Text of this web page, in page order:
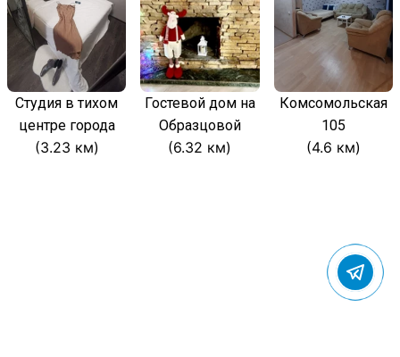
Студия в тихом
центре города
(3.23 км)
Гостевой дом на
Образцовой
(6.32 км)
Комсомольская
105
(4.6 км)